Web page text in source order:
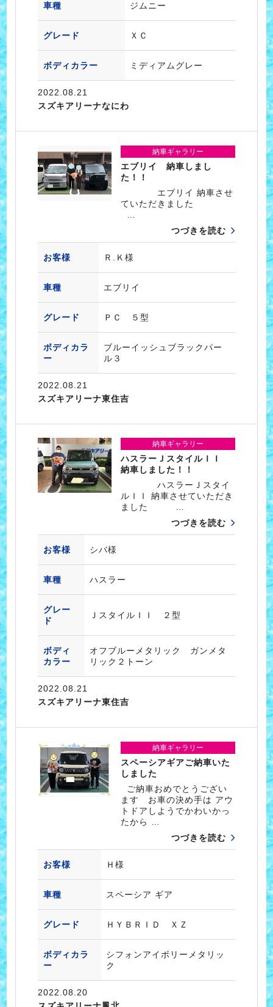
車種 ジムニー
グレード ＸＣ
ボディカラー ミディアムグレー
2022.08.21
スズキアリーナなにわ
納車ギャラリー
エブリイ 納車しまし
た！！
エブリイ 納車させ
ていただきました
つづきを読む
お客様 Ｒ.Ｋ様
車種 エブリイ
グレード ＰＣ ５型
ボディカラ
ー
ブルーイッシュブラックパー
ル３
2022.08.21
スズキアリーナ東住吉
納車ギャラリー
ハスラーＪスタイルＩＩ
納車しました！！
ハスラーＪスタイ
ルＩＩ 納車させていただき
ました …
つづきを読む
お客様 シバ様
車種 ハスラー
グレー
ド
ＪスタイルＩＩ ２型
ボディ
カラー
オフブルーメタリック ガンメタ
リック２トーン
2022.08.21
スズキアリーナ東住吉
納車ギャラリー
スペーシアギアご納車いた
しました
ご納車おめでとうござい
ます お車の決め手は アウ
トドアしようでかわいかっ
たから …
つづきを読む
お客様 Ｈ様
車種 スペーシア ギア
グレード ＨＹＢＲＩＤ ＸＺ
ボディカラ
ー
シフォンアイボリーメタリッ
ク
2022.08.20